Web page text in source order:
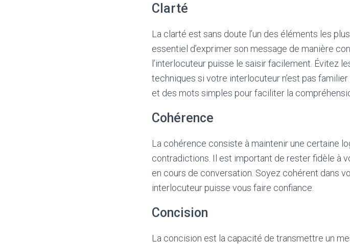
Clarté
La clarté est sans doute l’un des éléments les
essentiel d’exprimer son message de manière
l’interlocuteur puisse le saisir facilement. Évitez
techniques si votre interlocuteur n’est pas
et des mots simples pour faciliter la
Cohérence
La cohérence consiste à maintenir une certaine
contradictions. Il est important de rester fidèle à
en cours de conversation. Soyez cohérent dans
interlocuteur puisse vous faire confiance.
Concision
La concision est la capacité de transmettre un